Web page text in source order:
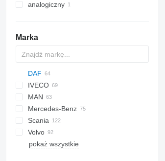
analogiczny
Marka
Jumper
DAF
CF
CF 75
CF 75 250
CF 75 360
CF 410
LF
XF
XF 95
XF 105
XF 480
F-MAX
Transit
IVECO
Daily
EuroCargo
EuroStar
Eurotech
Stralis
3CX
LTM
MAN
F90
L2000
TGA
TGL
Mercedes-Benz
A-Class
Actros
Antos
Canter
Atleon
Cabstar
Magnum
Master
Midliner
Scania
LB
R-series
Golf
Transporter
Volvo
FH
pokaż wszystkie